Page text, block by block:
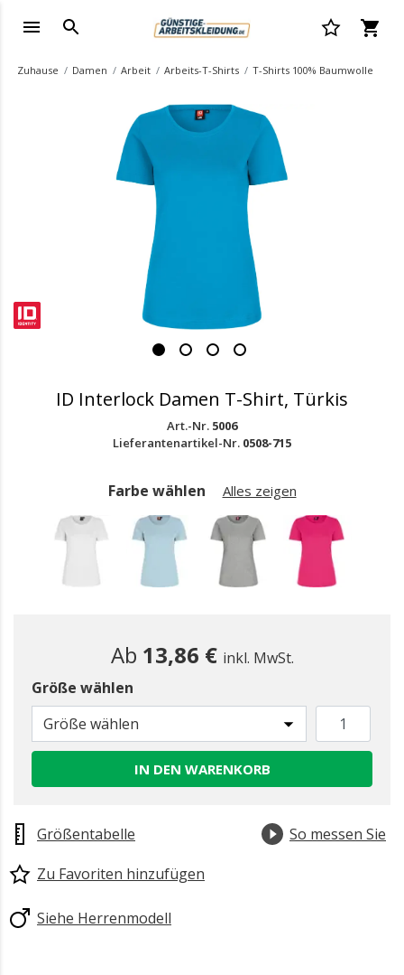
Zuhause Damen Arbeit Arbeits-T-Shirts T-Shirts 100% Baumwolle
ID Interlock Damen T-Shirt, Türkis
Art.-Nr. 5006
Lieferantenartikel-Nr. 0508-715
Farbe wählen Alles zeigen
gewählt
Ab 13,86 € inkl. MwSt.
Größe wählen
Größe wählen
IN DEN WARENKORB
Größentabelle
So messen Sie
Zu Favoriten hinzufügen
Siehe Herrenmodell